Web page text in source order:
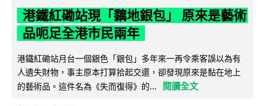
港鐵紅磡站現「黐地銀包」 原來是藝術
品呃足全港市民兩年
港鐵紅磡站月台一個銀色「銀包」多年來一再令乘客誤以為有
人遺失財物，事主原本打算拾起交還，卻發現原來是黏在地上
的藝術品。這件名為《失而復得》的...
閱讀全文